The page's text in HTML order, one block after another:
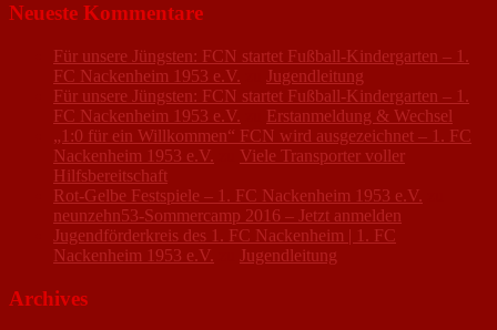
Neueste Kommentare
Für unsere Jüngsten: FCN startet Fußball-Kindergarten – 1.
FC Nackenheim 1953 e.V.
Jugendleitung
Für unsere Jüngsten: FCN startet Fußball-Kindergarten – 1.
FC Nackenheim 1953 e.V.
Erstanmeldung & Wechsel
„1:0 für ein Willkommen“ FCN wird ausgezeichnet – 1. FC
Nackenheim 1953 e.V.
Viele Transporter voller
Hilfsbereitschaft
Rot-Gelbe Festspiele – 1. FC Nackenheim 1953 e.V.
neunzehn53-Sommercamp 2016 – Jetzt anmelden
Jugendförderkreis des 1. FC Nackenheim | 1. FC
Nackenheim 1953 e.V.
Jugendleitung
Archives